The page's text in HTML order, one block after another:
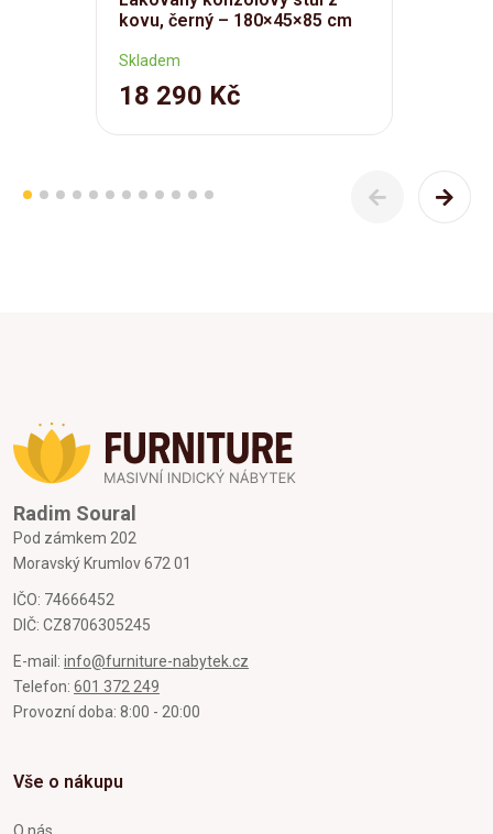
kovu, černý – 180×45×85 cm
Skladem
18 290 Kč
Radim Soural
Pod zámkem 202
Moravský Krumlov 672 01
IČO: 74666452
DIČ: CZ8706305245
E-mail: info@furniture-nabytek.cz
Telefon: 601 372 249
Provozní doba: 8:00 - 20:00
Vše o nákupu
O nás